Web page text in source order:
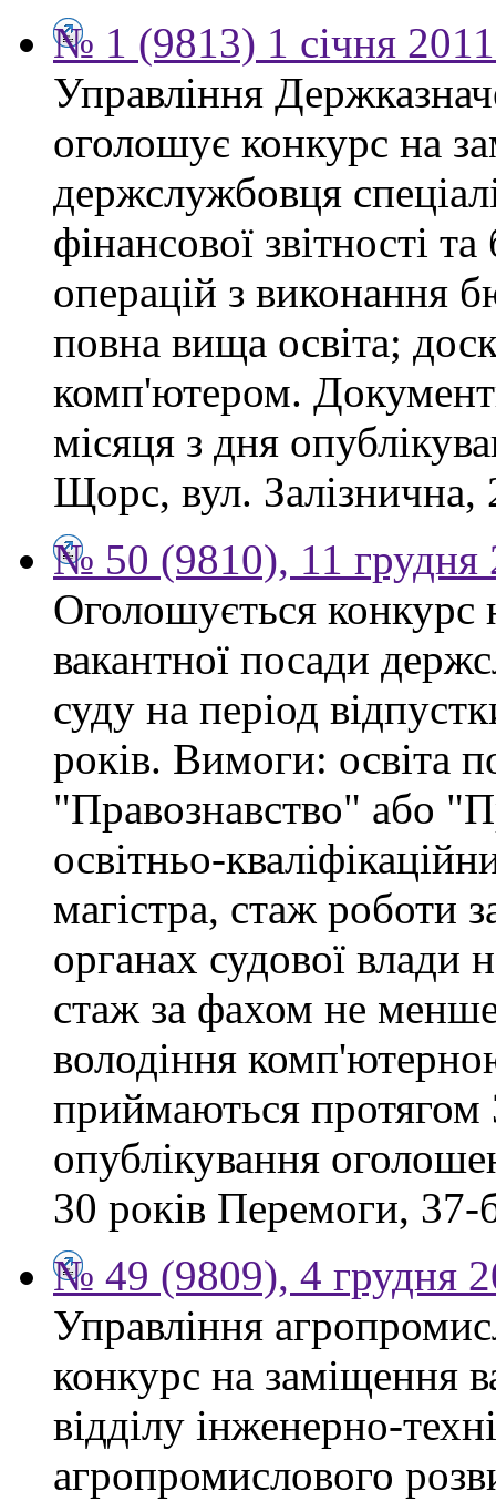
№ 1 (9813) 1 січня
Управління
оголошує конкурс на
держслужбовця
фінансової звітності
операцій з виконання
повна вища освіта;
комп'ютером.
місяця з дня
Щорс, вул. Залізнична,
№ 50 (9810), 11 грудня
Оголошується конкурс
вакантної посади
суду на період
років. Вимоги: освіта
"Правознавство" або
освітньо-
магістра, стаж роботи
органах судової влади
стаж за фахом не
володіння
приймаються протягом
опублікування
30 років Перемоги,
№ 49 (9809), 4 грудня
Управління
конкурс на заміщення
відділу інженерно-
агропромислового